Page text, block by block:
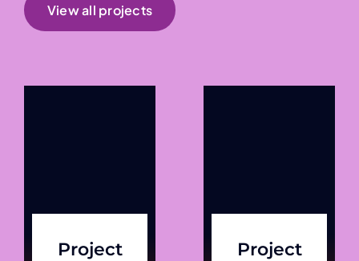
View all projects
Project
Project